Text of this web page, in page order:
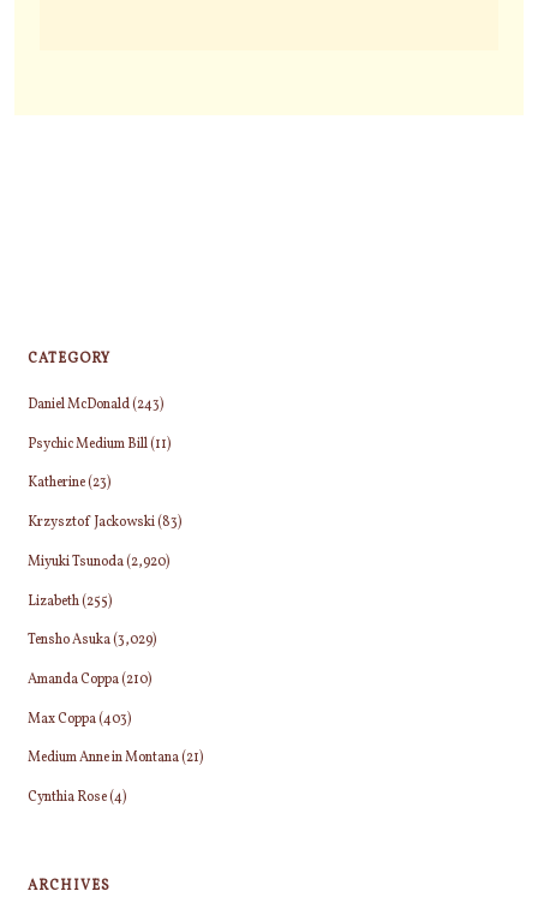
CATEGORY
Daniel McDonald(243)
Psychic Medium Bill(11)
Katherine(23)
Krzysztof Jackowski(83)
Miyuki Tsunoda(2,920)
Lizabeth(255)
Tensho Asuka(3,029)
Amanda Coppa(210)
Max Coppa(403)
Medium Anne in Montana(21)
Cynthia Rose(4)
ARCHIVES